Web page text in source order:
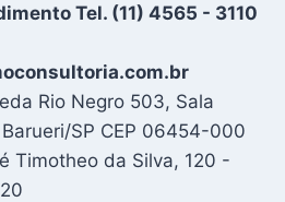
Tel. (11) 4565 - 3110
Rio Negro 503, Sala
SP CEP 06454-000
Timotheo da Silva, 120 -